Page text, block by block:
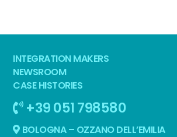
INTEGRATION MAKERS
NEWSROOM
CASE HISTORIES
+39 051 798580
BOLOGNA – OZZANO DELL’EMILIA